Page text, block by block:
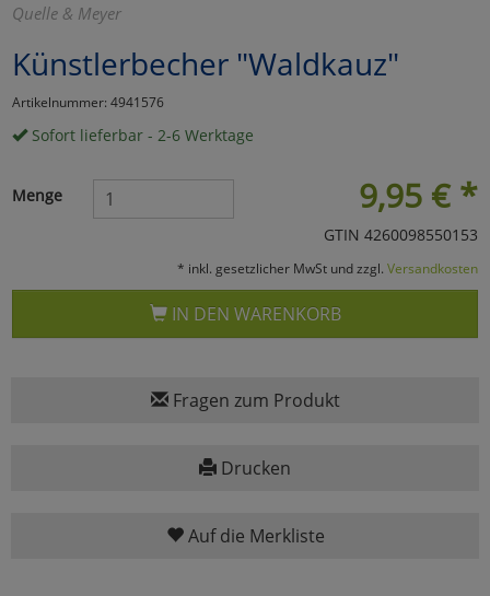
Quelle & Meyer
Künstlerbecher "Waldkauz"
Artikelnummer: 4941576
Sofort lieferbar - 2-6 Werktage
9,95 € *
Menge
GTIN 4260098550153
* inkl. gesetzlicher MwSt und zzgl. Versandkosten
IN DEN WARENKORB
Fragen zum Produkt
Drucken
Auf die Merkliste
Umfragetools
Cookies
Alle Akzeptieren
Einstellungen speichern
zurückzu Haupptseite